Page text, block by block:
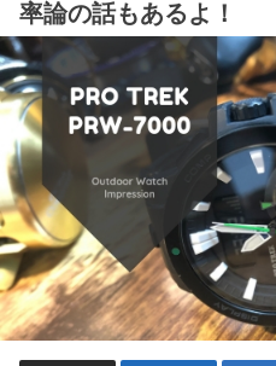
率論の話もあるよ！